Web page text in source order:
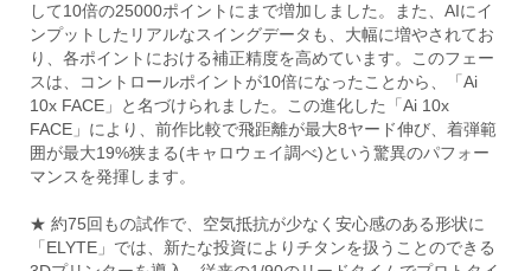
して10倍の25000ポイントにまで増加しました。また、AIにイ
ンプットしたリアルなスイングデータも、大幅に増やされてお
り、各ポイントにおける補正精度を高めています。このフェー
スは、コントロールポイントが10倍になったことから、「Ai
10x FACE」と名づけられました。この進化した「Ai 10x
FACE」により、前作比較で飛距離が最大8ヤード伸び、着弾範
囲が最大19%狭まる(キャロウェイ調べ)という驚異のパフォー
マンスを発揮します。
★ 約75回もの試作で、空気抵抗が少なく安心感のある形状に
「ELYTE」では、新たな投資によりチタンを扱うことのできる